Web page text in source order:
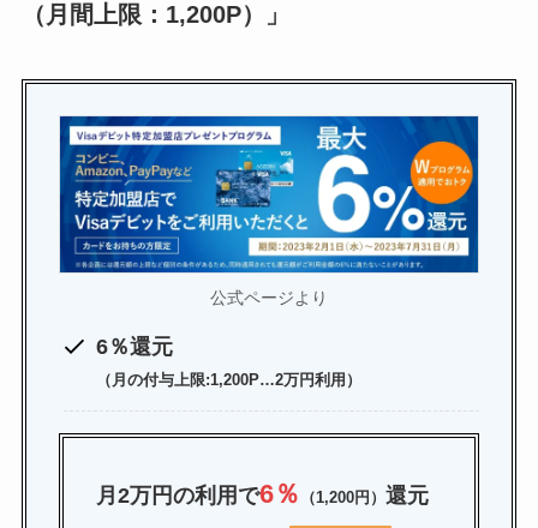
（月間上限：1,200P）」
公式ページより
6％還元
（月の付与上限:1,200P…2万円利用）
月2万円の利用で6％ （1,200円） 還元